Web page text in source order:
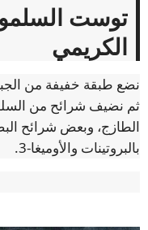
توست
الكريمي
نضع طبقة خفيفة من
ثم نضيف شرائح من
الطازج، وبعض شرائح
بالبروتينات والأوميغا-3.